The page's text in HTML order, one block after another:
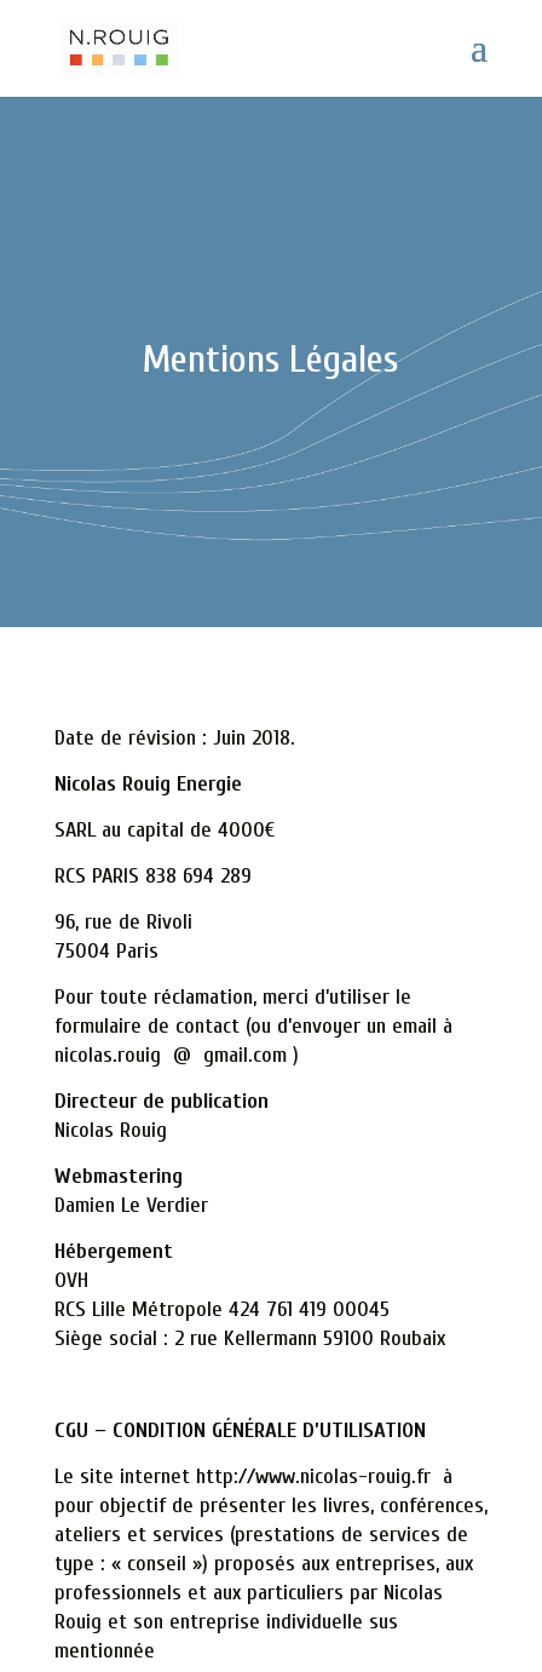
Mentions Légales
Date de révision : Juin 2018.
Nicolas Rouig Energie
SARL au capital de 4000€
RCS PARIS 838 694 289
96, rue de Rivoli
75004 Paris
Pour toute réclamation, merci d’utiliser le
formulaire de contact (ou d’envoyer un email à
nicolas.rouig @ gmail.com )
Directeur de publication
Nicolas Rouig
Webmastering
Damien Le Verdier
Hébergement
OVH
RCS Lille Métropole 424 761 419 00045
Siège social : 2 rue Kellermann 59100 Roubaix
CGU – CONDITION GÉNÉRALE D’UTILISATION
Le site internet http://www.nicolas-rouig.frà
pour objectif de présenter les livres, conférences,
ateliers et services (prestations de services de
type : « conseil ») proposés aux entreprises, aux
professionnels et aux particuliers par Nicolas
Rouig et son entreprise individuelle sus
mentionnée